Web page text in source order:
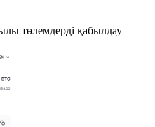
төлемдерді қабылдау